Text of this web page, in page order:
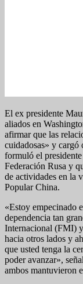
El ex presidente
aliados en
afirmar que las
cuidadosas» y cargó
formuló el
Federación Rusa y
de actividades en la
Popular China.
«Estoy empecinado
dependencia tan
Internacional (FMI)
hacia otros lados y
que usted tenga la
poder avanzar»,
ambos mantuvieron